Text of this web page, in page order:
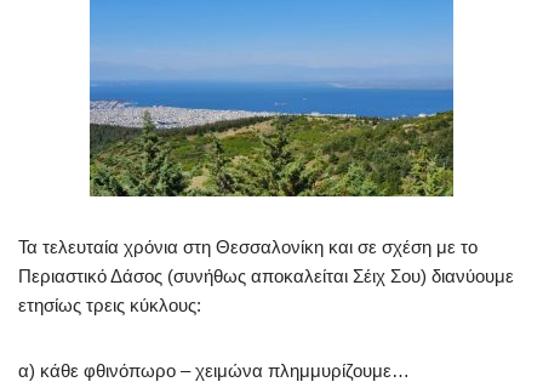
Τα τελευταία χρόνια στη Θεσσαλονίκη και σε σχέση με το
Περιαστικό Δάσος (συνήθως αποκαλείται Σέιχ Σου) διανύουμε
ετησίως τρεις κύκλους:
α) κάθε φθινόπωρο – χειμώνα πλημμυρίζουμε…